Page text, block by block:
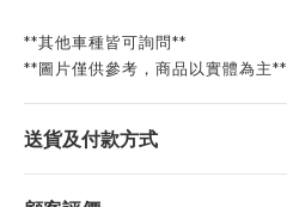
**其他車種皆可詢問**
**圖片僅供參考，商品以實體為主**
送貨及付款方式